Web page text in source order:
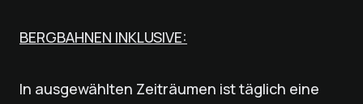
BERGBAHNEN INKLUSIVE:
In ausgewählten Zeiträumen ist täglich eine